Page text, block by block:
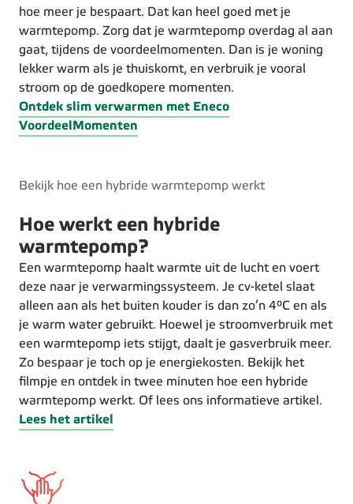
hoe meer je bespaart. Dat kan heel goed met je
warmtepomp. Zorg dat je warmtepomp overdag al aan
gaat, tijdens de voordeelmomenten. Dan is je woning
lekker warm als je thuiskomt, en verbruik je vooral
stroom op de goedkopere momenten.
Ontdek slim verwarmen met Eneco
VoordeelMomenten
Bekijk hoe een hybride warmtepomp werkt
Hoe werkt een hybride
warmtepomp?
Een warmtepomp haalt warmte uit de lucht en voert
deze naar je verwarmingssysteem. Je cv-ketel slaat
alleen aan als het buiten kouder is dan zo’n 4°C en als
je warm water gebruikt. Hoewel je stroomverbruik met
een warmtepomp iets stijgt, daalt je gasverbruik meer.
Zo bespaar je toch op je energiekosten. Bekijk het
filmpje en ontdek in twee minuten hoe een hybride
warmtepomp werkt. Of lees ons informatieve artikel.
Lees het artikel